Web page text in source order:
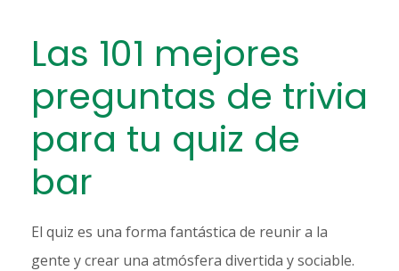
Las 101 mejores
preguntas de trivia
para tu quiz de
bar
El quiz es una forma fantástica de reunir a la
gente y crear una atmósfera divertida y sociable.